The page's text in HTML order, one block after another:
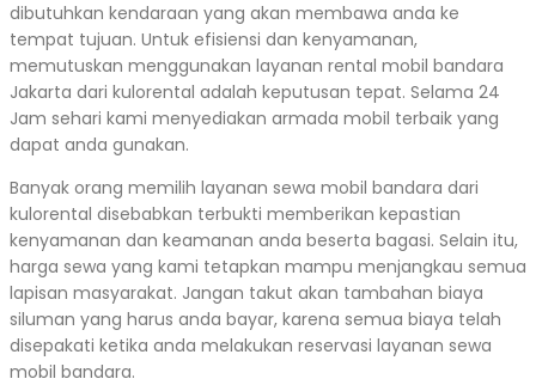
dibutuhkan kendaraan yang akan membawa anda ke
tempat tujuan. Untuk efisiensi dan kenyamanan,
memutuskan menggunakan layanan rental mobil bandara
Jakarta dari kulorental adalah keputusan tepat. Selama 24
Jam sehari kami menyediakan armada mobil terbaik yang
dapat anda gunakan.
Banyak orang memilih layanan sewa mobil bandara dari
kulorental disebabkan terbukti memberikan kepastian
kenyamanan dan keamanan anda beserta bagasi. Selain itu,
harga sewa yang kami tetapkan mampu menjangkau semua
lapisan masyarakat. Jangan takut akan tambahan biaya
siluman yang harus anda bayar, karena semua biaya telah
disepakati ketika anda melakukan reservasi layanan sewa
mobil bandara.